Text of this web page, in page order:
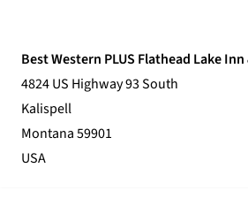
Best Western PLUS Flathead Lake
4824 US Highway 93 South
Kalispell
Montana 59901
USA